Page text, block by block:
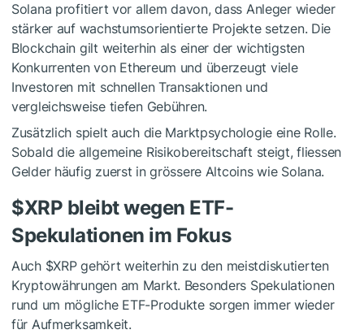
Solana profitiert vor allem davon, dass Anleger wieder
stärker auf wachstumsorientierte Projekte setzen. Die
Blockchain gilt weiterhin als einer der wichtigsten
Konkurrenten von Ethereum und überzeugt viele
Investoren mit schnellen Transaktionen und
vergleichsweise tiefen Gebühren.
Zusätzlich spielt auch die Marktpsychologie eine Rolle.
Sobald die allgemeine Risikobereitschaft steigt, fliessen
Gelder häufig zuerst in grössere Altcoins wie Solana.
$XRP bleibt wegen ETF-
Spekulationen im Fokus
Auch $XRPgehört weiterhin zu den meistdiskutierten
Kryptowährungen am Markt. Besonders Spekulationen
rund um mögliche ETF-Produkte sorgen immer wieder
für Aufmerksamkeit.